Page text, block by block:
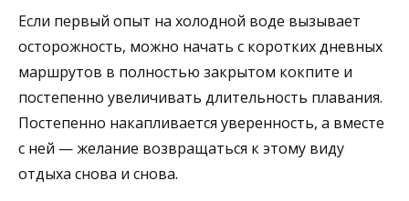
Если первый опыт на холодной воде вызывает
осторожность, можно начать с коротких дневных
маршрутов в полностью закрытом кокпите и
постепенно увеличивать длительность плавания.
Постепенно накапливается уверенность, а вместе
с ней — желание возвращаться к этому виду
отдыха снова и снова.